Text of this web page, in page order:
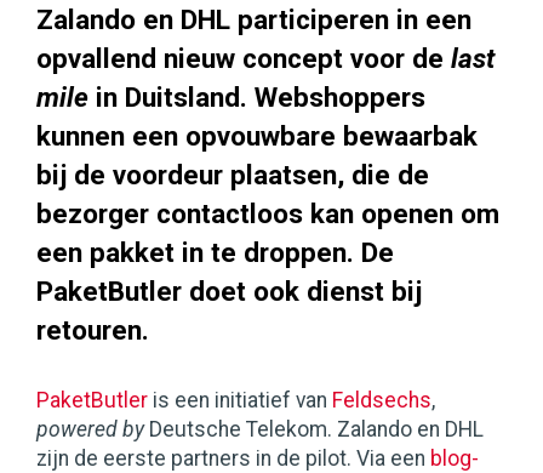
Zalando en DHL participeren in een
opvallend nieuw concept voor de last
mile in Duitsland. Webshoppers
kunnen een opvouwbare bewaarbak
bij de voordeur plaatsen, die de
bezorger contactloos kan openen om
een pakket in te droppen. De
PaketButler doet ook dienst bij
retouren.
PaketButler is een initiatief van Feldsechs,
powered by Deutsche Telekom. Zalando en DHL
zijn de eerste partners in de pilot. Via een blog-